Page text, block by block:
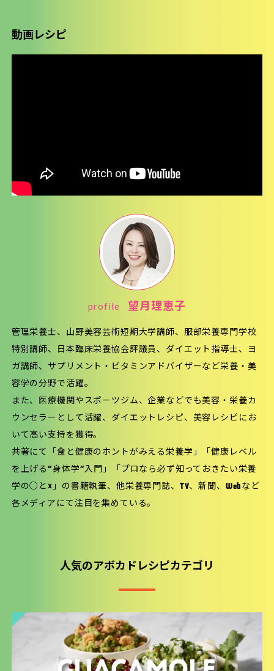
動画レシピ
profile 望月理恵子
管理栄養士、山野美容芸術短期大学講師、服部栄養専門学校
特別講師、日本臨床栄養協会評議員、ダイエット指導士、ヨ
ガ講師、サプリメント・ビタミンアドバイザーなど栄養・美
容学の分野で活躍。
また、医療機関やスポーツジム、企業などでも美容・栄養カ
ウンセラーとして活躍、ダイエットレシピ、美容レシピにお
いて高い支持を獲得。
共著にて「食と健康のホントがみえる栄養学」「健康レベル
を上げる“身体学”入門」「プロなら必ず知っておきたい栄養
学の○と×」の書籍執筆、他栄養専門誌、TV、新聞、Webなど
各メディアにて注目を集めている。
人気のアボカドレシピカテゴリ